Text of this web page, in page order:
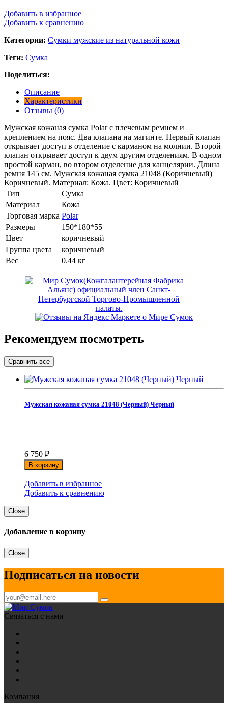
Добавить в избранное
Добавить к сравнению
Категории: Сумки мужские из натуральной кожи
Теги: Сумка
Поделиться:
Описание
Характеристики
Отзывы (0)
Мужская кожаная сумка Polar с плечевым ремнем и
креплением на пояс. Два клапана на магинте. Первый клапан
открывает доступ в отделение с карманом на молнии. Второй
клапан открывает доступ к двум другим отделениям. В одном
простой карман, во втором отделение для канцелярии. Длина
ремня 145 см. Мужская кожаная сумка 21048 (Коричневый)
Коричневый. Материал: Кожа. Цвет: Коричневый
Тип
Сумка
Материал
Кожа
Торговая марка Polar
Размеры
150*180*55
Цвет
коричневый
Группа цвета
коричневый
Вес
0.44 кг
Рекомендуем посмотреть
Мужская кожаная сумка 21048 (Черный) Черный
6 750 ₽
В корзину
Добавить в избранное
Добавить к сравнению
Close
Добавление в корзину
Close
Подписаться на новости
Связаться с нами
Компания